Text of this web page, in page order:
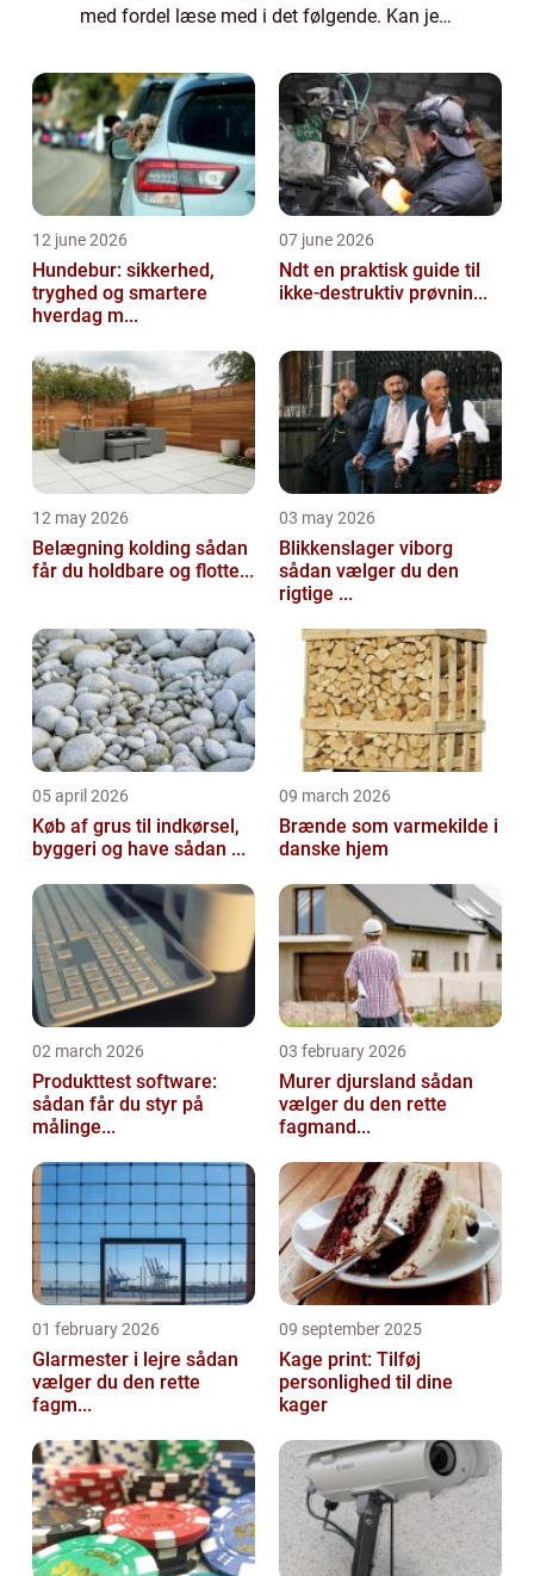
med fordel læse med i det følgende. Kan jeg
kan på ingen måde anbefales selv at...
12 june 2026
Hundebur: sikkerhed,
tryghed og smartere
hverdag m...
07 june 2026
Ndt en praktisk guide til
ikke-destruktiv prøvnin...
12 may 2026
Belægning kolding sådan
får du holdbare og flotte...
03 may 2026
Blikkenslager viborg
sådan vælger du den
rigtige ...
05 april 2026
Køb af grus til indkørsel,
byggeri og have sådan ...
09 march 2026
Brænde som varmekilde i
danske hjem
02 march 2026
Produkttest software:
sådan får du styr på
målinge...
03 february 2026
Murer djursland sådan
vælger du den rette
fagmand...
01 february 2026
Glarmester i lejre sådan
vælger du den rette
fagm...
09 september 2025
Kage print: Tilføj
personlighed til dine
kager